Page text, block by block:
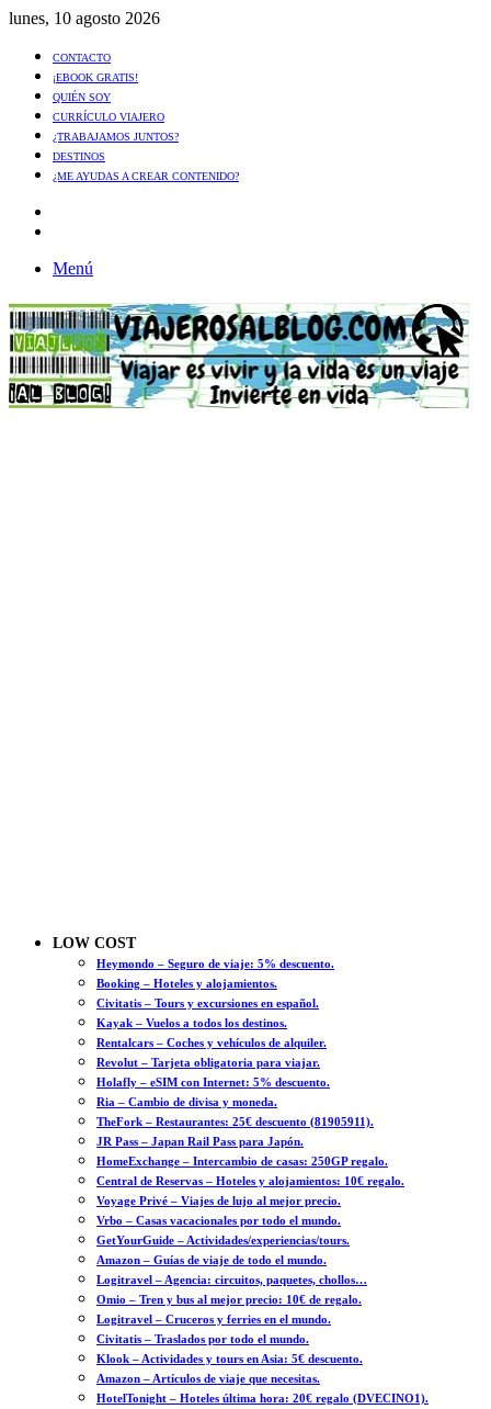
lunes, 10 agosto 2026
CONTACTO
¡EBOOK GRATIS!
QUIÉN SOY
CURRÍCULO VIAJERO
¿TRABAJAMOS JUNTOS?
DESTINOS
¿ME AYUDAS A CREAR CONTENIDO?
Menú
LOW COST
Heymondo – Seguro de viaje: 5% descuento.
Booking – Hoteles y alojamientos.
Civitatis – Tours y excursiones en español.
Kayak – Vuelos a todos los destinos.
Rentalcars – Coches y vehículos de alquiler.
Revolut – Tarjeta obligatoria para viajar.
Holafly – eSIM con Internet: 5% descuento.
Ria – Cambio de divisa y moneda.
TheFork – Restaurantes: 25€ descuento (81905911).
JR Pass – Japan Rail Pass para Japón.
HomeExchange – Intercambio de casas: 250GP regalo.
Central de Reservas – Hoteles y alojamientos: 10€ regalo.
Voyage Privé – Viajes de lujo al mejor precio.
Vrbo – Casas vacacionales por todo el mundo.
GetYourGuide – Actividades/experiencias/tours.
Amazon – Guías de viaje de todo el mundo.
Logitravel – Agencia: circuitos, paquetes, chollos…
Omio – Tren y bus al mejor precio: 10€ de regalo.
Logitravel – Cruceros y ferries en el mundo.
Civitatis – Traslados por todo el mundo.
Klook – Actividades y tours en Asia: 5€ descuento.
Amazon – Artículos de viaje que necesitas.
HotelTonight – Hoteles última hora: 20€ regalo (DVECINO1).